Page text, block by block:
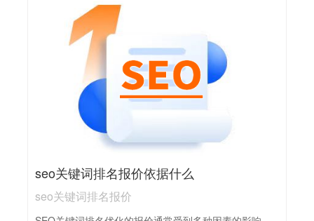
seo关键词排名报价依据什么
seo关键词排名报价